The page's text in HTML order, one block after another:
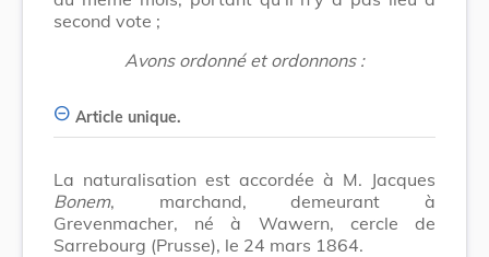
second vote ;
Avons ordonné et ordonnons :
Article unique.
La naturalisation est accordée à M. Jacques
Bonem, marchand, demeurant à
Grevenmacher, né à Wawern, cercle de
Sarrebourg (Prusse), le 24 mars 1864.